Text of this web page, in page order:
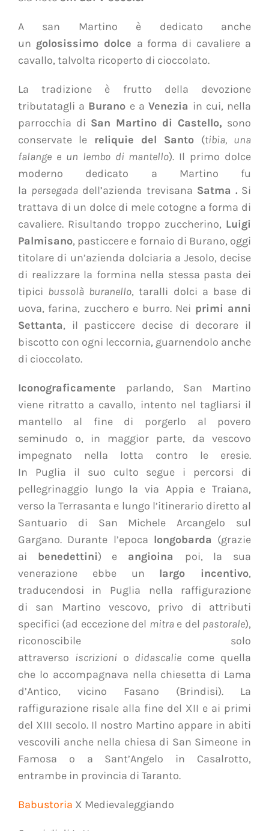
A san Martino è dedicato anche
un golosissimo dolce a forma di cavaliere a
cavallo, talvolta ricoperto di cioccolato.
La tradizione è frutto della devozione
tributatagli a Burano e aVenezia in cui, nella
parrocchia di San Martino di Castello, sono
conservate le reliquie del Santo (tibia, una
falange e un lembo di mantello). Il primo dolce
moderno dedicato a Martino fu
la persegada dell’azienda trevisana Satma . Si
trattava di un dolce di mele cotogne a forma di
cavaliere. Risultando troppo zuccherino, Luigi
Palmisano, pasticcere e fornaio di Burano, oggi
titolare di un’azienda dolciaria a Jesolo, decise
di realizzare la formina nella stessa pasta dei
tipici bussolà buranello, taralli dolci a base di
uova, farina, zucchero e burro. Nei primi anni
Settanta, il pasticcere decise di decorare il
biscotto con ogni leccornia, guarnendolo anche
di cioccolato.
Iconograficamente parlando, San Martino
viene ritratto a cavallo, intento nel tagliarsi il
mantello al fine di porgerlo al povero
seminudo o, in maggior parte, da vescovo
impegnato nella lotta contro le eresie.
In Puglia il suo culto segue i percorsi di
pellegrinaggio lungo la via Appia e Traiana,
verso la Terrasanta e lungo l’itinerario diretto al
Santuario di San Michele Arcangelo sul
Gargano. Durante l’epoca longobarda (grazie
ai benedettini) e angioina poi, la sua
venerazione ebbe un largo incentivo,
traducendosi in Puglia nella raffigurazione
di san Martino vescovo, privo di attributi
specifici (ad eccezione del mitrae del pastorale),
riconoscibile solo
attraverso iscrizionio didascalie come quella
che lo accompagnava nella chiesetta di Lama
d’Antico, vicino Fasano (Brindisi). La
raffigurazione risale alla fine del XII e ai primi
del XIII secolo. Il nostro Martino appare in abiti
vescovili anche nella chiesa di San Simeone in
Famosa o a Sant’Angelo in Casalrotto,
entrambe in provincia di Taranto.
Babustoria X Medievaleggiando